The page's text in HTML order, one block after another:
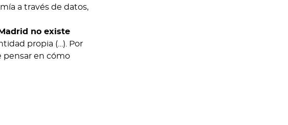
a través de datos,
Madrid no existe
propia (…). Por
pensar en cómo